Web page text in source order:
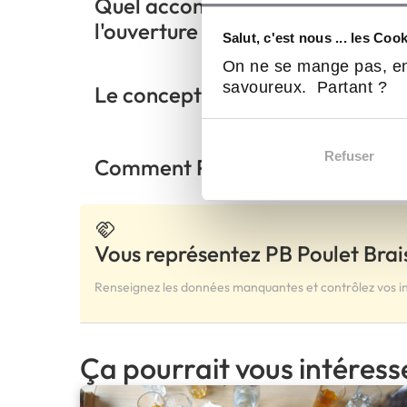
Salut, c'est nous ... les
On ne se mange pas,
savoureux. Partant ?
Refuser
Quel accompagnement PB
l'ouverture ?
Le concept PB Poulet Braisé
Comment PB Poulet Braisé
Vous représentez PB Poulet
Renseignez les données manquantes et contrôlez vos
Ça pourrait vous